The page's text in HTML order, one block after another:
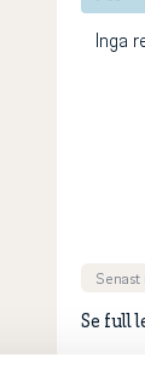
Inga
Se full